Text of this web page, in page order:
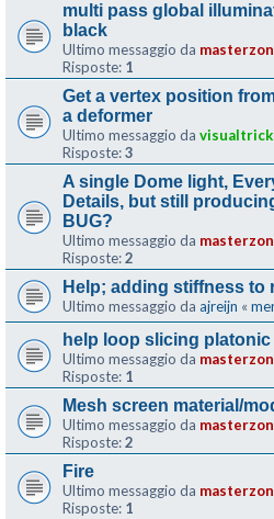
multi pass global
black
Ultimo messaggio da
Risposte: 1
Get a vertex position
a deformer
Ultimo messaggio da
Risposte:3
A single Dome light,
Details, but still
BUG?
Ultimo messaggio da
Risposte:2
Help; adding stiffness to
Ultimo messaggio da ajreijn «
help loop slicing platonic
Ultimo messaggio da
Risposte: 1
Mesh screen material/
Ultimo messaggio da
Risposte:2
Fire
Ultimo messaggio da
Risposte: 1